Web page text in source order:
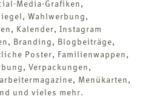
Media-Grafiken,
Wahlwerbung,
Kalender, Instagram
Branding, Blogbeiträge,
Poster, Familienwappen,
Verpackungen,
Menükarten,
und vieles mehr.